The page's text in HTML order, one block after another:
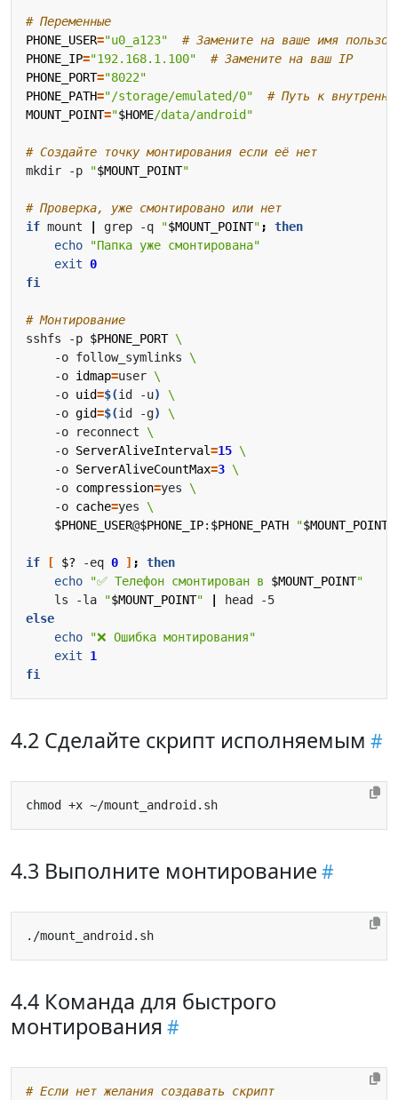
# Переменные
PHONE_USER="u0_a123"
# Замените на ваше имя
PHONE_IP="192.168.1.100"
# Замените на ваш IP
PHONE_PORT="8022"
PHONE_PATH="/storage/emulated/0"
# Путь к
MOUNT_POINT="$HOME/data/android"
# Создайте точку монтирования если её нет
mkdir -p
"$MOUNT_POINT"
# Проверка, уже смонтировано или нет
if mount grep -q "$MOUNT_POINT";
then
echo
"Папка уже смонтирована"
exit 0
fi
# Монтирование
sshfs -p $PHONE_PORT
    -o follow_symlinks
    -o
idmap=user
    -o
uid=$(id -u)
    -o
gid=$(id -g)
    -o reconnect
    -o
ServerAliveInterval=15
    -o
ServerAliveCountMax=3
    -o
compression=yes
    -o
cache=yes
$PHONE_USER@$PHONE_IP: $PHONE_PATH "$MOUNT_POINT
if [ $? -eq 0 ] ;
then
echo
"✅ Телефон смонтирован в $MOUNT_POINT"
    ls -la
"$MOUNT_POINT"
else
echo
"❌ Ошибка монтирования"
exit
1
fi
4.2 Сделайте скрипт исполняемым
4.3 Выполните монтирование
4.4 Команда для быстрого
монтирования
# Если нет желания создавать скрипт